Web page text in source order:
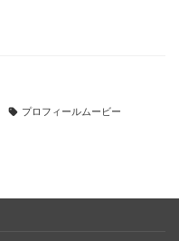
プロフィールムービー